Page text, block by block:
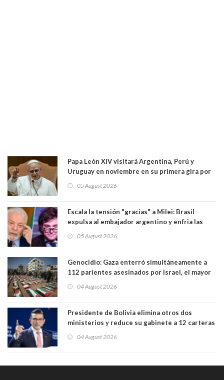
Papa León XIV visitará Argentina, Perú y
Uruguay en noviembre en su primera gira por
05 August 2026
Escala la tensión "gracias" a Milei: Brasil
expulsa al embajador argentino y enfria las
trasandino
05 August 2026
Genocidio: Gaza enterró simultáneamente a
112 parientes asesinados por Israel, el mayor
muertos figuran 44 niños y nueve ancianos
04 August 2026
Presidente de Bolivia elimina otros dos
ministerios y reduce su gabinete a 12 carteras
04 August 2026